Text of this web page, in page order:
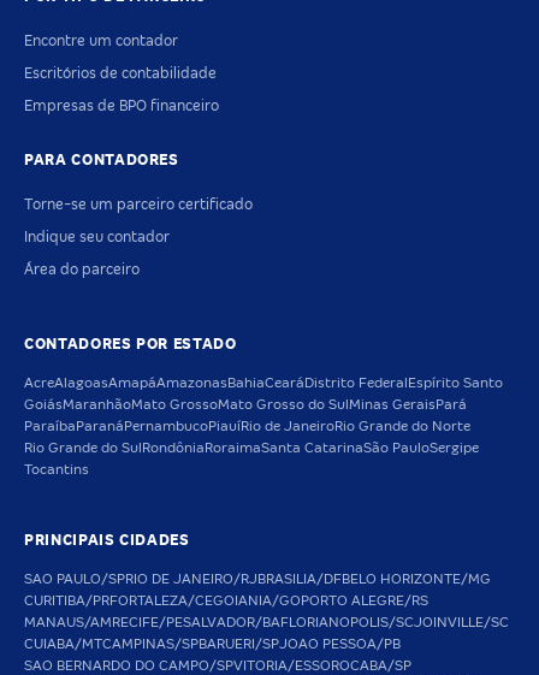
Encontre um contador
Escritórios de contabilidade
Empresas de BPO financeiro
PARA CONTADORES
Torne-se um parceiro certificado
Indique seu contador
Área do parceiro
CONTADORES POR ESTADO
AcreAlagoasAmapáAmazonas BahiaCeará Distrito Federal Espírito Santo
GoiásMaranhãoMato GrossoMato Grosso do Sul Minas Gerais Pará
Paraíba Paraná PernambucoPiauíRio de JaneiroRio Grande do Norte
Rio Grande do Sul Rondônia RoraimaSanta CatarinaSão PauloSergipe
Tocantins
PRINCIPAIS CIDADES
SAO PAULO/SPRIO DE JANEIRO/RJBRASILIA/DFBELO HORIZONTE/MG
CURITIBA/PRFORTALEZA/CEGOIANIA/GOPORTO ALEGRE/RS
MANAUS/AMRECIFE/PESALVADOR/BAFLORIANOPOLIS/SCJOINVILLE/SC
CUIABA/MTCAMPINAS/SPBARUERI/SPJOAO PESSOA/PB
SAO BERNARDO DO CAMPO/SPVITORIA/ESSOROCABA/SP